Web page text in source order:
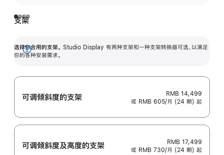
支架
选择你合用的支架。 Studio Display 有两种支架和一种支架转换器可选，以满足
你的各种安装需求。
展
可调倾斜度的支架
RMB 14,499
或 RMB 605/月 (24 期) 起
可调倾斜度及高‍度的支‍架
RMB 17,499
或 RMB 730/月 (24 期) 起